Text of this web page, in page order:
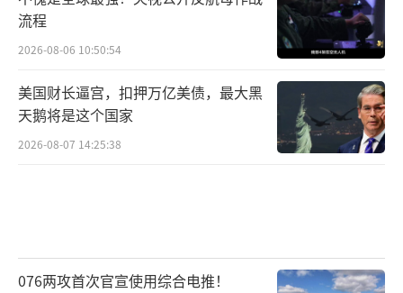
流程
2026-08-06 10:50:54
美国财长逼宫，扣押万亿美债，最大黑
天鹅将是这个国家
2026-08-07 14:25:38
076两攻首次官宣使用综合电推！